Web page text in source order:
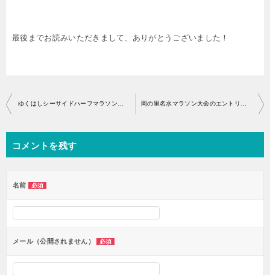
最後までお読みいただきまして、ありがとうございました！
投
稿
ナ
ビ
シ
ョ
ン
コメントを残す
名前 必須
メール（公開されません） 必須